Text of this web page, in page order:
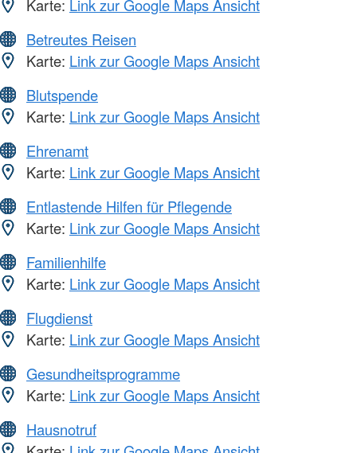
Karte: Link zur Google Maps Ansicht
Betreutes Reisen
Karte: Link zur Google Maps Ansicht
Blutspende
Karte: Link zur Google Maps Ansicht
Ehrenamt
Karte: Link zur Google Maps Ansicht
Entlastende Hilfen für Pflegende
Karte: Link zur Google Maps Ansicht
Familienhilfe
Karte: Link zur Google Maps Ansicht
Flugdienst
Karte: Link zur Google Maps Ansicht
Gesundheitsprogramme
Karte: Link zur Google Maps Ansicht
Hausnotruf